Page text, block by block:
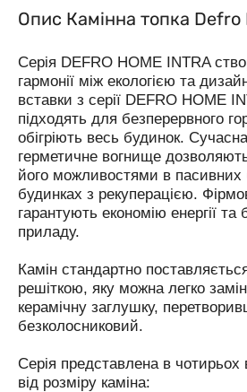
Опис Камінна топка Defro
Серія DEFRO HOME INTRA
гармонії між екологією та
вставки з серії DEFRO HOME
підходять для безперервного
обігріють весь будинок. Сучасна
герметичне вогнище
його можливостями в пасивних
будинках з рекуперацією.
гарантують економію енергії та
приладу.
Камін стандартно
решіткою, яку можна легко
керамічну заглушку,
безколосниковий.
Серія представлена в чотирьох
від розміру каміна: